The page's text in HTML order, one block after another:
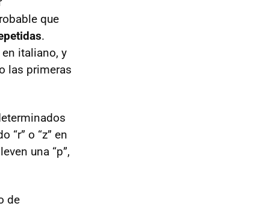
que
.
italiano, y
las primeras
“r” o “z” en
una “p”,
de